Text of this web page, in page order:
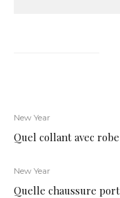
New Year
Quel collant avec
New Year
Quelle chaussure